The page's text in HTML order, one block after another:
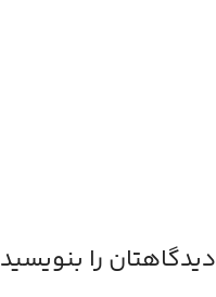
دیدگاهتان را بنویسید